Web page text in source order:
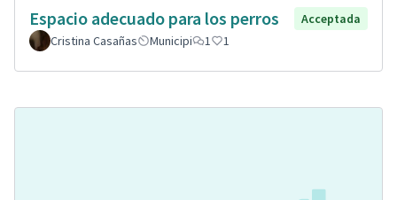
Espacio adecuado para los perros
Acceptada
Cristina Casañas
Municipi 1 1